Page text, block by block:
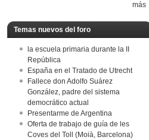
más
Temas nuevos del foro
la escuela primaria durante la II
República
España en el Tratado de Utrecht
Fallece don Adolfo Suárez
González, padre del sistema
democrático actual
Presentarme de Argentina
Oferta de trabajo de guía de les
Coves del Toll (Moià, Barcelona)